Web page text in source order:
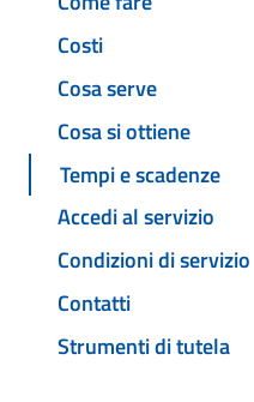
Costi
Cosa serve
Cosa si ottiene
Tempi e scadenze
Accedi al servizio
Condizioni di servizio
Contatti
Strumenti di tutela